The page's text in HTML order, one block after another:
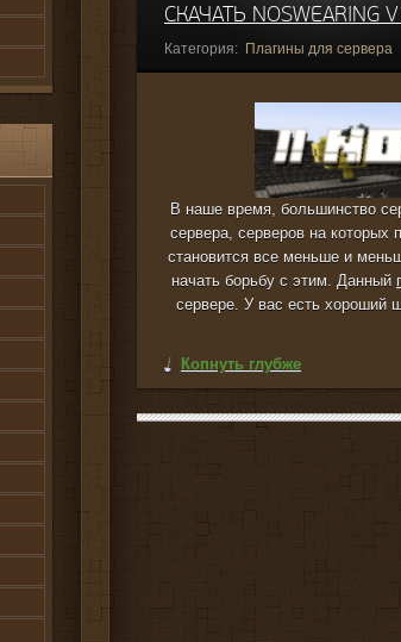
СКАЧАТЬ NOSWEARING
Категория: Плагины для сервера
В наше время, большинство
сервера, серверов на
становится все меньше и
начать борьбу с этим. Данный
сервере. У вас есть хороший
Копнуть глубже